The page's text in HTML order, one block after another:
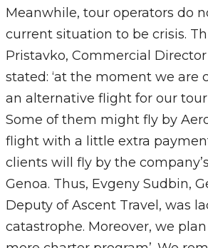
Meanwhile, tour operators do
current situation to be crisis.
Pristavko, Commercial Director
stated: ‘at the moment we are
an alternative flight for our
Some of them might fly by
flight with a little extra
clients will fly by the
Genoa. Thus, Evgeny Sudbin,
Deputy of Ascent Travel, was
catastrophe. Moreover, we